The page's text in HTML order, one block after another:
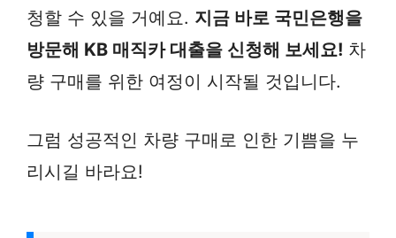
청할 수 있을 거예요. 지금 바로 국민은행을
방문해 KB 매직카 대출을 신청해 보세요! 차
량 구매를 위한 여정이 시작될 것입니다.
그럼 성공적인 차량 구매로 인한 기쁨을 누
리시길 바라요!